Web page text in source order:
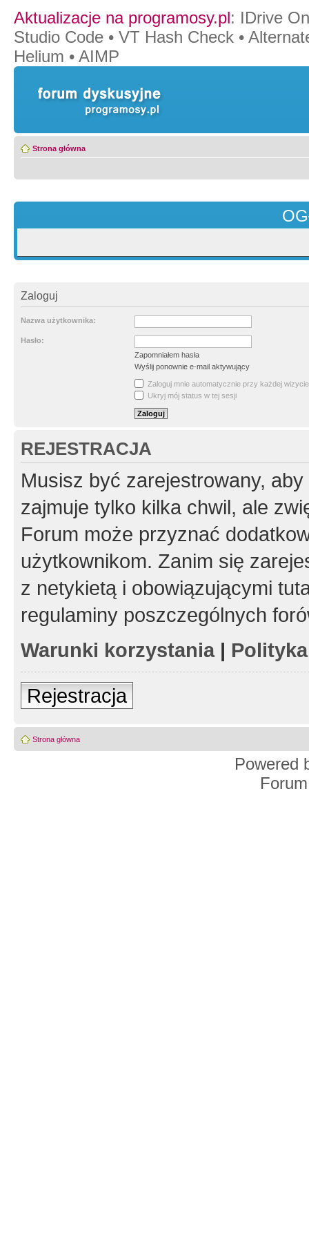
Aktualizacje na programosy.pl: IDrive
Studio Code • VT Hash Check •
Helium • AIMP
Strona główna
Zaloguj
Nazwa użytkownika:
Hasło:
Zapomniałem hasła
Wyślij ponownie e-mail aktywujący
Zaloguj mnie automatycznie przy każdej wizycie
Ukryj mój status w tej sesji
REJESTRACJA
Musisz być zarejestrowany,
zajmuje tylko kilka chwil, ale
Forum może przyznać
użytkownikom. Zanim się
z netykietą i obowiązującymi
regulaminy poszczególnych
Warunki korzystania|
Rejestracja
Strona główna
Powered